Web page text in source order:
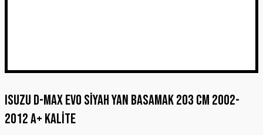
Isuzu D-Max Evo Siyah Yan Basamak 203 Cm 2002-
2012 A+ Kalite